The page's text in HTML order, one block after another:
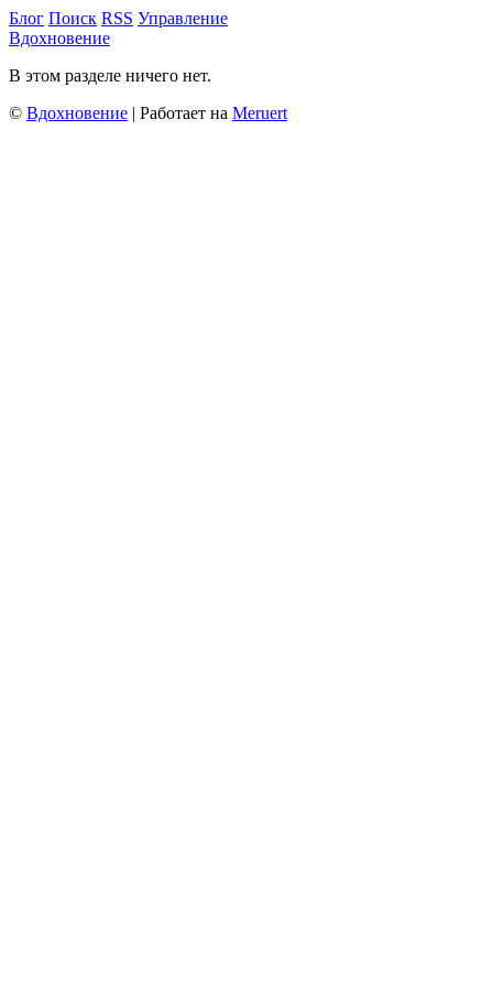
Блог Поиск RSS Управление
Вдохновение
В этом разделе ничего нет.
© Вдохновение | Работает на Meruert